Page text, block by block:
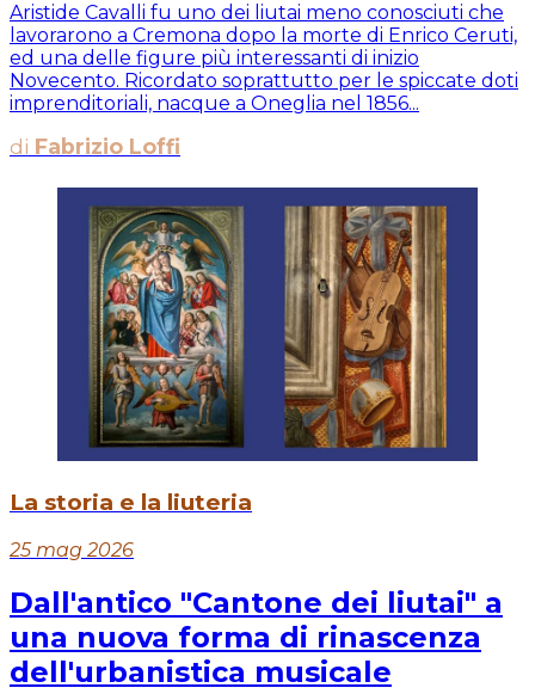
Aristide Cavalli fu uno dei liutai meno conosciuti che
lavorarono a Cremona dopo la morte di Enrico Ceruti,
ed una delle figure più interessanti di inizio
Novecento. Ricordato soprattutto per le spiccate doti
imprenditoriali, nacque a Oneglia nel 1856...
di Fabrizio Loffi
La storia e la liuteria
25 mag 2026
Dall'antico "Cantone dei liutai" a
una nuova forma di rinascenza
dell'urbanistica musicale